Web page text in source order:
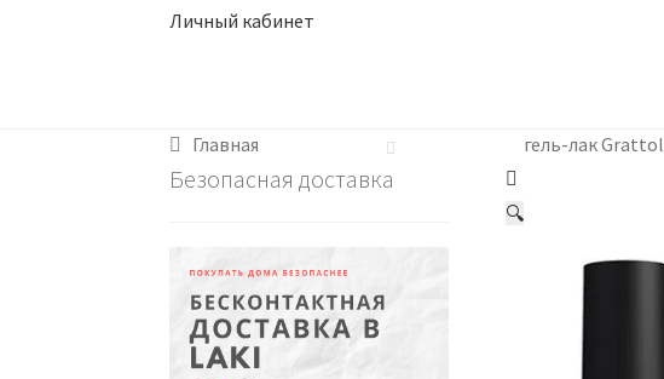
Личный кабинет
Главная гель-лак Grattol
🔍
Безопасная доставка